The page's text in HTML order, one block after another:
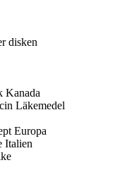
disken
Kanada
Läkemedel
Europa
Italien